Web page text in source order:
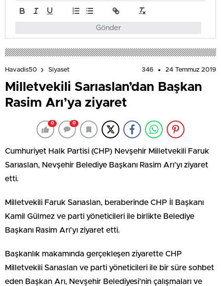
Gönder
Havadis50 Siyaset 346 24 Temmuz 2019
Milletvekili Sarıaslan’dan Başkan
Rasim Arı’ya ziyaret
0 0
Cumhuriyet Halk Partisi (CHP) Nevşehir Milletvekili Faruk
Sarıaslan, Nevşehir Belediye Başkanı Rasim Arı’yı ziyaret
etti.
Milletvekili Faruk Sarıaslan, beraberinde CHP İl Başkanı
Kamil Gülmez ve parti yöneticileri ile birlikte Belediye
Başkanı Rasim Arı’yı ziyaret etti.
Başkanlık makamında gerçekleşen ziyarette CHP
Milletvekili Sarıaslan ve parti yöneticileri ile bir süre sohbet
eden Başkan Arı, Nevşehir Belediyesi’nin çalışmaları ve